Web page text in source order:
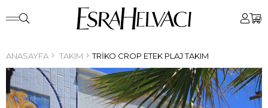
0
ANASAYFA TAKIM TRIKO CROP ETEK PLAJ TAKIM